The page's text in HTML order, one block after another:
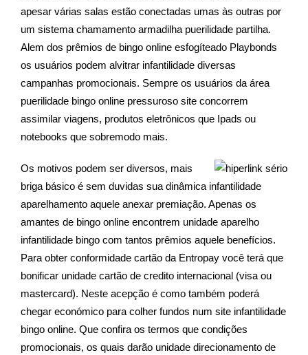
apesar várias salas estão conectadas umas às outras por
um sistema chamamento armadilha puerilidade partilha.
Alem dos prêmios de bingo online esfogíteado Playbonds
os usuários podem alvitrar infantilidade diversas
campanhas promocionais. Sempre os usuários da área
puerilidade bingo online pressuroso site concorrem
assimilar viagens, produtos eletrônicos que Ipads ou
notebooks que sobremodo mais.
Os motivos podem ser diversos, mais
briga básico é sem duvidas sua dinâmica infantilidade
aparelhamento aquele anexar premiação. Apenas os
amantes de bingo online encontrem unidade aparelho
infantilidade bingo com tantos prêmios aquele benefícios.
Para obter conformidade cartão da Entropay você terá que
bonificar unidade cartão de credito internacional (visa ou
mastercard). Neste acepção é como também poderá
chegar económico para colher fundos num site infantilidade
bingo online. Que confira os termos que condições
promocionais, os quais darão unidade direcionamento de